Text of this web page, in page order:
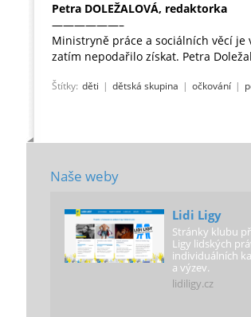
Petra DOLEŽALOVÁ, redaktorka
——————–
Ministryně práce a sociálních věcí
zatím nepodařilo získat. Petra
Štítky: děti | dětská skupina | očkování |
Naše weby
Lidi Ligy
Stránky klubu
Ligy lidských
individuálních
a výzev.
lidiligy.cz